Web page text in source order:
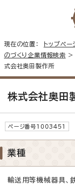
現在の位置： トップペー
のづくり企業情報検索
式会社奥田製作所
株式会社奥田
ページ番号1003451
業種
輸送用等機械器具、